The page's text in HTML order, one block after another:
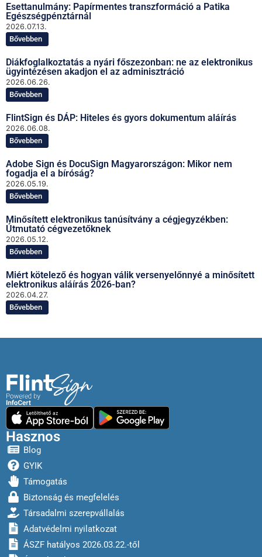
Esettanulmány: Papírmentes transzformáció a Patika
Egészségpénztárnál
2026.07.13.
Bővebben
Diákfoglalkoztatás a nyári főszezonban: ne az elektronikus
ügyintézésen akadjon el az adminisztráció
2026.06.26.
Bővebben
FlintSign és DÁP: Hiteles és gyors dokumentum aláírás
2026.06.08.
Bővebben
Adobe Sign és DocuSign Magyarországon: Mikor nem
fogadja el a bíróság?
2026.05.19.
Bővebben
Minősített elektronikus tanúsítvány a cégjegyzékben:
Útmutató cégvezetőknek
2026.05.12.
Bővebben
Miért kötelező és hogyan válik versenyelőnnyé a minősített
elektronikus aláírás 2026-ban?
2026.04.27.
Bővebben
Hasznos
Blog
GYIK
Támogatás
Biztonság és megfelelés
Társadalmi szerepvállalás
Adatvédelmi nyilatkozat
ÁSZF hatályos 2026.03.22.-től